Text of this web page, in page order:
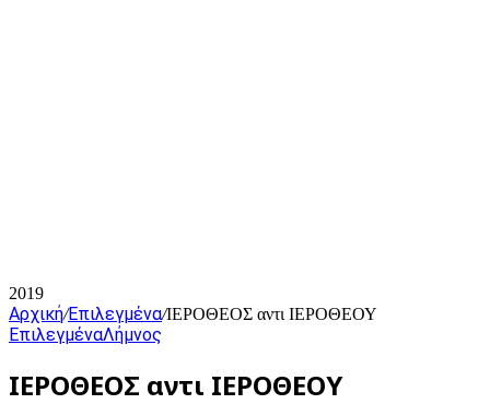
2019
Αρχική/Επιλεγμένα/ΙΕΡΟΘΕΟΣ αντι ΙΕΡΟΘΕΟΥ
ΕπιλεγμέναΛήμνος
ΙΕΡΟΘΕΟΣ αντι ΙΕΡΟΘΕΟΥ